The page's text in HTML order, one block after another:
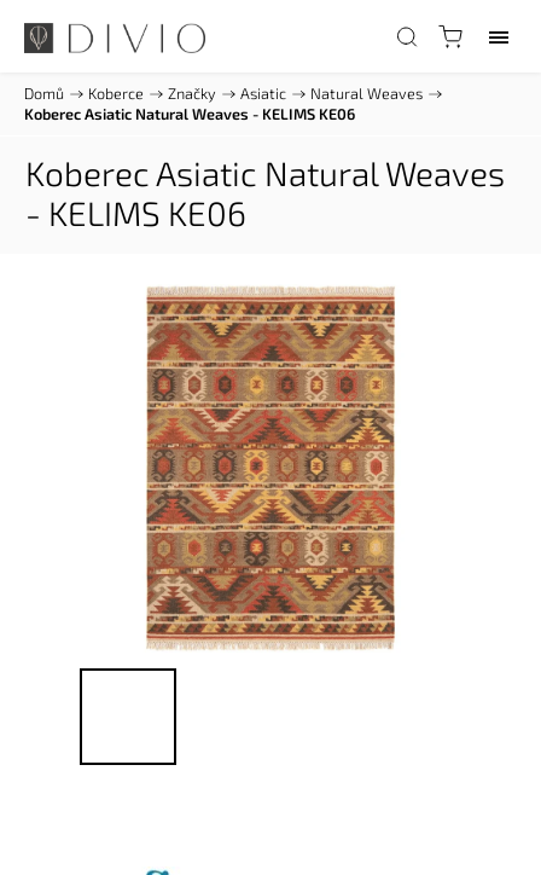
Domů / Koberce / Značky / Asiatic / Natural Weaves /
Koberec Asiatic Natural Weaves - KELIMS KE06
Koberec Asiatic Natural Weaves
- KELIMS KE06